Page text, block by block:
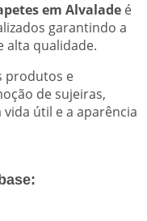
em Alvalade é
garantindo a
alta qualidade.
produtos e
de sujeiras,
útil e a aparência